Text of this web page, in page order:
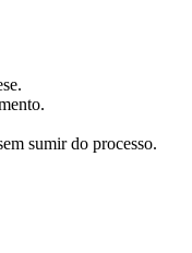
sumir do processo.